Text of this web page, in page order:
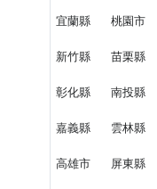
宜蘭縣 桃園市
新竹縣 苗栗縣
彰化縣 南投縣
嘉義縣 雲林縣
高雄市 屏東縣